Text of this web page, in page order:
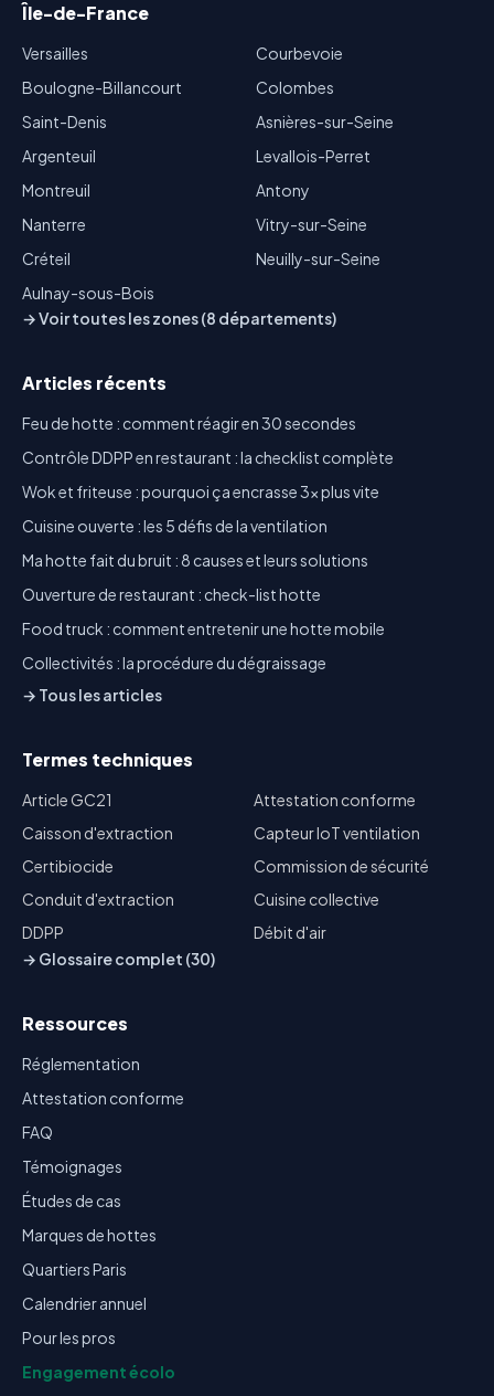
Île-de-France
Versailles
Boulogne-Billancourt
Saint-Denis
Argenteuil
Montreuil
Nanterre
Créteil
Aulnay-sous-Bois
Courbevoie
Colombes
Asnières-sur-Seine
Levallois-Perret
Antony
Vitry-sur-Seine
Neuilly-sur-Seine
→ Voir toutes les zones (8 départements)
Articles récents
Feu de hotte : comment réagir en 30 secondes
Contrôle DDPP en restaurant : la checklist complète
Wok et friteuse : pourquoi ça encrasse 3x plus vite
Cuisine ouverte : les 5 défis de la ventilation
Ma hotte fait du bruit : 8 causes et leurs solutions
Ouverture de restaurant : check-list hotte
Food truck : comment entretenir une hotte mobile
Collectivités : la procédure du dégraissage
→ Tous les articles
Termes techniques
Article GC21
Attestation conforme
Caisson d'extraction
Capteur IoT ventilation
Certibiocide
Commission de sécurité
Conduit d'extraction
Cuisine collective
DDPP
Débit d'air
→ Glossaire complet (30)
Ressources
Réglementation
Attestation conforme
FAQ
Témoignages
Études de cas
Marques de hottes
Quartiers Paris
Calendrier annuel
Pour les pros
Engagement écolo